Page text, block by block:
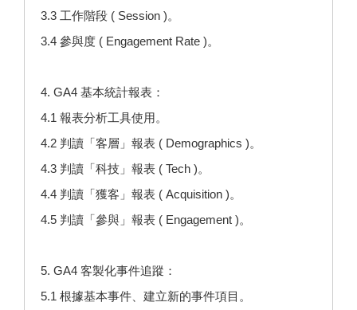
3.3 工作階段 ( Session )。
3.4 參與度 ( Engagement Rate )。
4. GA4 基本統計報表：
4.1 報表分析工具使用。
4.2 判讀「客層」報表 ( Demographics )。
4.3 判讀「科技」報表 ( Tech )。
4.4 判讀「獲客」報表 ( Acquisition )。
4.5 判讀「參與」報表 ( Engagement )。
5. GA4 客製化事件追蹤：
5.1 根據基本事件、建立新的事件項目。